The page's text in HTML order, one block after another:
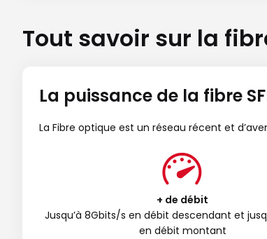
Tout savoir sur la
La puissance de la fibre
La Fibre optique est un réseau récent et
+ de débit
Jusqu’à 8Gbits/s en débit descendant et
en débit montant